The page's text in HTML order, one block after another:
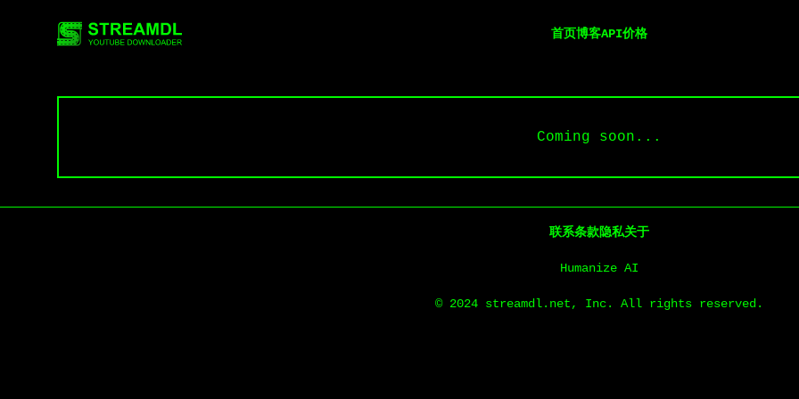
streamdl.net 首页博客API价格
Coming soon...
联系条款隐私关于
Humanize AI
© 2024 streamdl.net, Inc. All rights reserved.